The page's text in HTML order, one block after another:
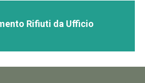
Rifiuti da Ufficio